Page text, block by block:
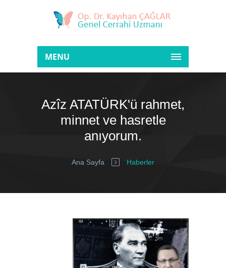
MENU
Azîz ATATÜRK'ü rahmet,
minnet ve hasretle
anıyorum.
Ana Sayfa Haberler